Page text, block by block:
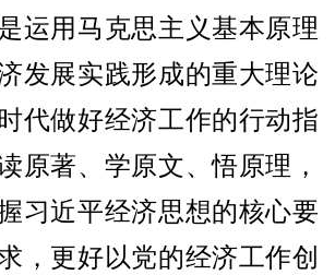
运用马克思主义基本原理
发展实践形成的重大理论
代做好经济工作的行动指
原著、学原文、悟原理，
习近平经济思想的核心要
，更好以党的经济工作创